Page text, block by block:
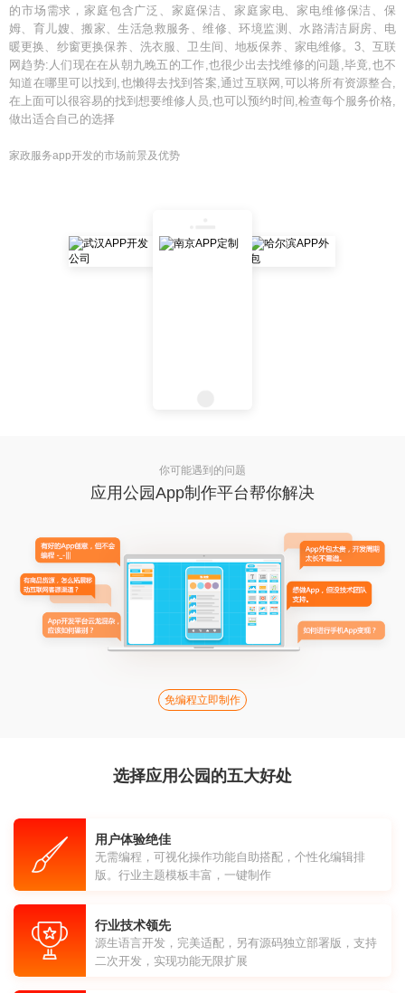
的市场需求，家庭包含广泛、家庭保洁、家庭家电、家电维修保洁、保
姆、育儿嫂、搬家、生活急救服务、维修、环境监测、水路清洁厨房、电
暖更换、纱窗更换保养、洗衣服、卫生间、地板保养、家电维修。3、互联
网趋势:人们现在在从朝九晚五的工作,也很少出去找维修的问题,毕竟,也不
知道在哪里可以找到,也懒得去找到答案,通过互联网,可以将所有资源整合,
在上面可以很容易的找到想要维修人员,也可以预约时间,检查每个服务价格,
做出适合自己的选择
家政服务app开发的市场前景及优势
你可能遇到的问题
应用公园App制作平台帮你解决
免编程立即制作
选择应用公园的五大好处
用户体验绝佳
无需编程，可视化操作功能自助搭配，个性化编辑排
版。行业主题模板丰富，一键制作
行业技术领先
源生语言开发，完美适配，另有源码独立部署版，支持
二次开发，实现功能无限扩展